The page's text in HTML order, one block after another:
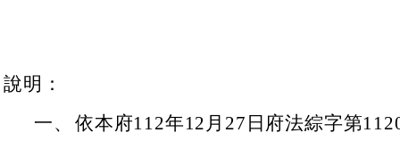
說明：
一、 依本府112年12月27日府法綜字第